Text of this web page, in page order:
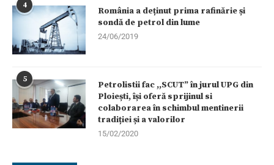
4
România a deținut prima rafinărie și
sondă de petrol din lume
24/06/2019
5
Petrolistii fac ,,SCUT” în jurul UPG din
Ploiești, își oferă sprijinul si
colaborarea în schimbul mentinerii
tradiției și a valorilor
15/02/2020